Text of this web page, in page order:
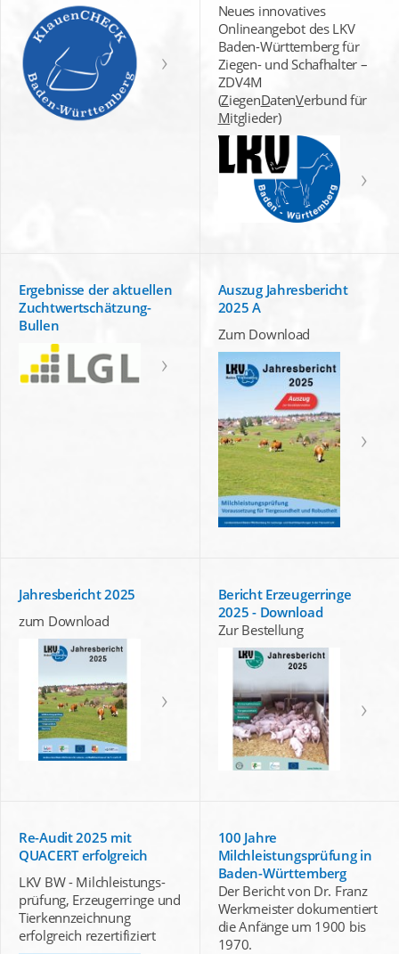
Neues innovatives
Onlineangebot des LKV
Baden-Württemberg für
Ziegen- und Schafhalter –
ZDV4M
(ZiegenDatenVerbund für
Mitglieder)
Ergebnisse der aktuellen
Zuchtwertschätzung-
Bullen
Auszug Jahresbericht
2025 A
Zum Download
Jahresbericht 2025
zum Download
Bericht Erzeugerringe
2025 - Download
Zur Bestellung
Re-Audit 2025 mit
QUACERT erfolgreich
LKV BW - Milchleistungs-
prüfung, Erzeugerringe und
Tierkennzeichnung
erfolgreich rezertifiziert
100 Jahre
Milchleistungsprüfung in
Baden-Württemberg
Der Bericht von Dr. Franz
Werkmeister dokumentiert
die Anfänge um 1900 bis
1970.